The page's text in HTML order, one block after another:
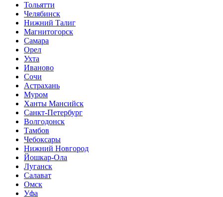
Тольятти
Челябинск
Нижний Талиг
Магнитогорск
Самара
Орел
Ухта
Иваново
Сочи
Астрахань
Муром
Ханты Мансийск
Санкт-Петербург
Волгодонск
Тамбов
Чебоксары
Нижний Новгород
Йошкар-Ола
Луганск
Салават
Омск
Уфа